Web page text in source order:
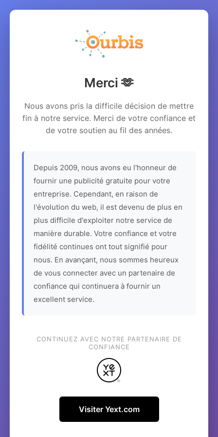
Merci 🫶
Nous avons pris la difficile décision de mettre
fin à notre service. Merci de votre confiance et
de votre soutien au fil des années.
Depuis 2009, nous avons eu l'honneur de
fournir une publicité gratuite pour votre
entreprise. Cependant, en raison de
l'évolution du web, il est devenu de plus en
plus difficile d'exploiter notre service de
manière durable. Votre confiance et votre
fidélité continues ont tout signifié pour
nous. En avançant, nous sommes heureux
de vous connecter avec un partenaire de
confiance qui continuera à fournir un
excellent service.
CONTINUEZ AVEC NOTRE PARTENAIRE DE
CONFIANCE
Visiter Yext.com